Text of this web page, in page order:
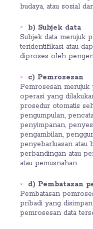
budaya, atau sosial
b) Subjek data
Subjek data merujuk
teridentifikasi atau
diproses oleh
c) Pemrosesan
Pemrosesan merujuk
operasi yang
prosedur otomatis
pengumpulan,
penyimpanan,
pengambilan,
penyebarluasan atau
perbandingan atau
atau pemusnahan.
d) Pembatasan
Pembatasan
pribadi yang
pemrosesan data